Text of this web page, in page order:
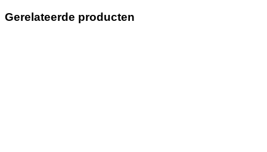
Gerelateerde producten